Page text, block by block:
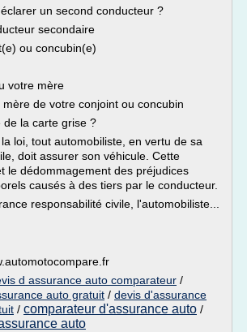
un second conducteur ?
secondaire
ou concubin(e)
votre mère
de votre conjoint ou concubin
de la carte grise ?
loi, tout automobiliste, en vertu de sa
doit assurer son véhicule. Cette
le dédommagement des préjudices
causés à des tiers par le conducteur.
responsabilité civile, l'automobiliste...
d assurance auto comparateur /
auto gratuit / devis d'assurance
/ comparateur d'assurance auto /
auto